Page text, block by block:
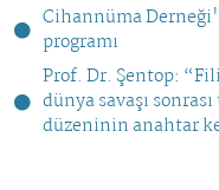
Cihannüma
programı
Prof. Dr. Şentop:
dünya savaşı
düzeninin anahtar